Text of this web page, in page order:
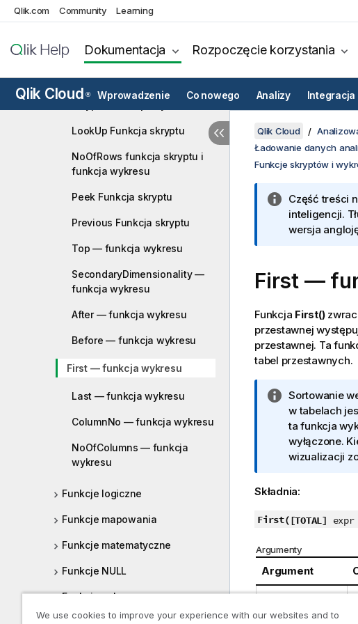
Qlik.com Community Learning
Dokumentacja Rozpoczęcie korzystania
Qlik Cloud ® Wprowadzenie Co nowego Analizy
FieldIndex funkcja skryptu i
funkcja wykresu
FieldValue funkcja skryptu i
funkcja wykresu
FieldValueCount funkcja
skryptu i funkcja wykresu
LookUp Funkcja skryptu
NoOfRows funkcja skryptu i
funkcja wykresu
Peek Funkcja skryptu
Previous Funkcja skryptu
Top — funkcja wykresu
SecondaryDimensionality —
funkcja wykresu
After — funkcja wykresu
Before — funkcja wykresu
First — funkcja wykresu
Last — funkcja wykresu
ColumnNo — funkcja wykresu
NoOfColumns — funkcja
wykresu
Funkcje logiczne
Funkcje mapowania
Funkcje matematyczne
Funkcje NULL
Funkcje zakresu
Qlik Cloud
Ładowanie danych
Funkcje skryptów i
Część treści
inteligencji.
wersja
First —
Funkcja First()
przestawnej
przestawnej. Ta
tabel przestawnych.
I
n
f
o
r
a
j
Sortowanie
w tabelach
ta funkcja
wyłączone.
wizualizacji
Składnia:
First([TOTAL]
Argumenty
Argument
We use cookies to improve your experience with our websites and to